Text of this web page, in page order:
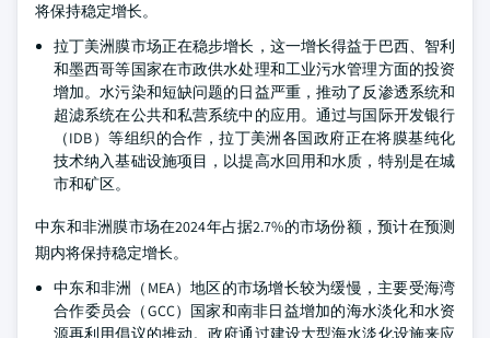
将保持稳定增长。
拉丁美洲膜市场正在稳步增长，这一增长得益于巴西、智利
和墨西哥等国家在市政供水处理和工业污水管理方面的投资
增加。水污染和短缺问题的日益严重，推动了反渗透系统和
超滤系统在公共和私营系统中的应用。通过与国际开发银行
（IDB）等组织的合作，拉丁美洲各国政府正在将膜基纯化
技术纳入基础设施项目，以提高水回用和水质，特别是在城
市和矿区。
中东和非洲膜市场在2024年占据2.7%的市场份额，预计在预测
期内将保持稳定增长。
中东和非洲（MEA）地区的市场增长较为缓慢，主要受海湾
合作委员会（GCC）国家和南非日益增加的海水淡化和水资
源再利用倡议的推动。政府通过建设大型海水淡化设施来应